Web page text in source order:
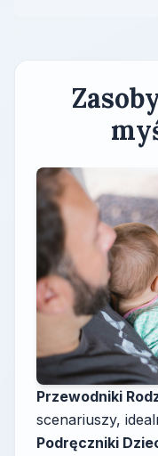
Przewodniki
scenariuszy,
Podręczniki